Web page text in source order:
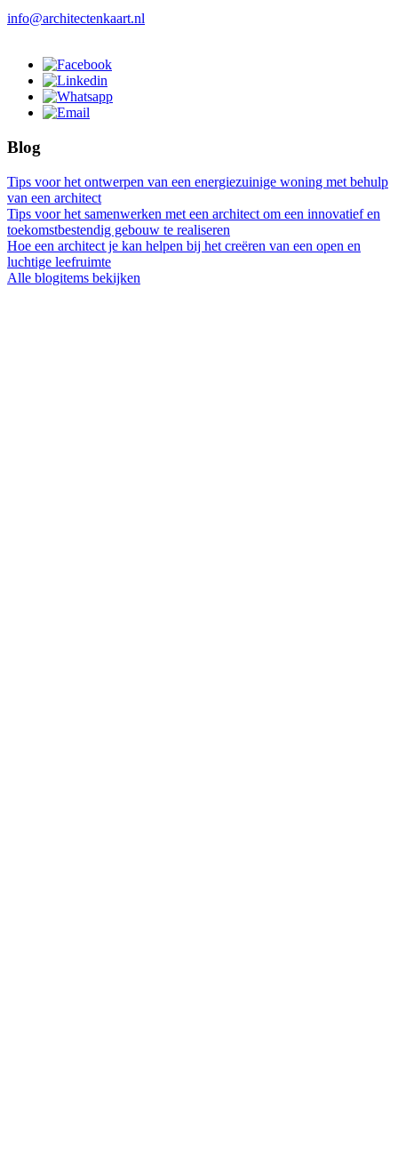
info@architectenkaart.nl
Blog
Tips voor het ontwerpen van een energiezuinige woning met behulp
van een architect
Tips voor het samenwerken met een architect om een innovatief en
toekomstbestendig gebouw te realiseren
Hoe een architect je kan helpen bij het creëren van een open en
luchtige leefruimte
Alle blogitems bekijken